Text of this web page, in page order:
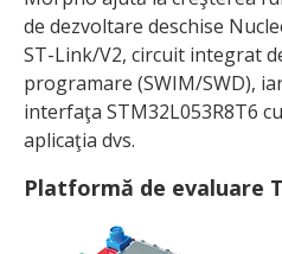
de dezvoltare des­chise
ST-Link/V2, circuit integrat
programare (SWIM/SWD),
interfaţa STM32L053R8T6
aplicaţia dvs.
Platformă de evaluare